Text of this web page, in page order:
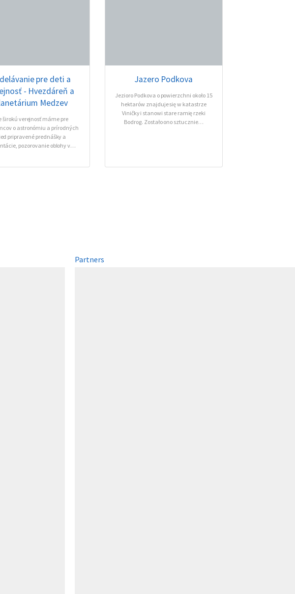
pre deti a
- Hvezdáreň a
Medzev
širokú verejnosť máme pre
o astronómiu a prírodných
pripravené prednášky a
pozorovanie oblohy v…
Jazero Podkova
Jezioro Podkova o powierzchni około 15
hektarów znajduje się w katastrze
Viničky i stanowi stare ramię rzeki
Bodrog. Zostało ono sztucznie…
Partners